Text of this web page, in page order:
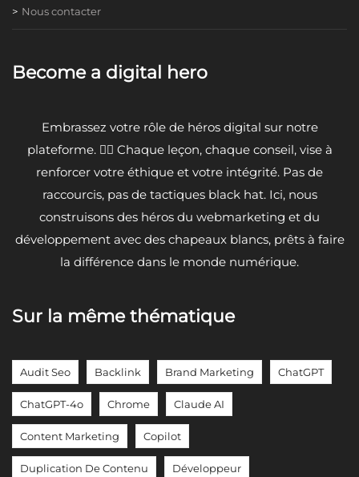
Nous contacter
Become a digital hero
Embrassez votre rôle de héros digital sur notre
plateforme. 🦸‍♂️ Chaque leçon, chaque conseil, vise à
renforcer votre éthique et votre intégrité. Pas de
raccourcis, pas de tactiques black hat. Ici, nous
construisons des héros du webmarketing et du
développement avec des chapeaux blancs, prêts à faire
la différence dans le monde numérique.
Sur la même thématique
Audit Seo Backlink Brand Marketing ChatGPT
ChatGPT-4o Chrome Claude AI
Content Marketing Copilot
Duplication De Contenu Développeur